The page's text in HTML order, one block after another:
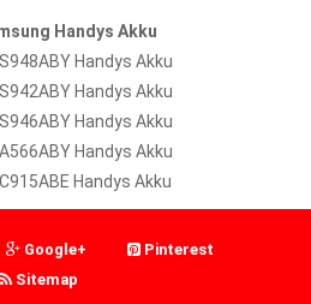
Handys Akku
Handys Akku
Handys Akku
Handys Akku
Handys Akku
Handys Akku
Google+
Pinterest
Sitemap